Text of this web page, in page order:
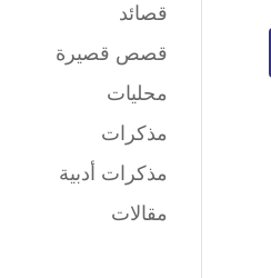
قصائد
قصص قصيرة
محليات
مذكرات
مذكرات أدبية
مقالات